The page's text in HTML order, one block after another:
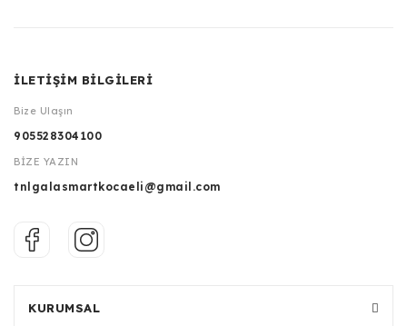
İLETİŞİM BİLGİLERİ
Bize Ulaşın
905528304100
BİZE YAZIN
tnlgalasmartkocaeli@gmail.com
KURUMSAL